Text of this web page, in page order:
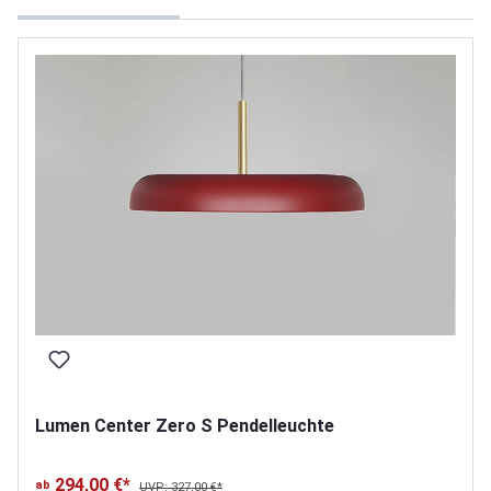
Lumen Center Zero S Pendelleuchte
ab 294,00 €* UVP: 327,00 €*